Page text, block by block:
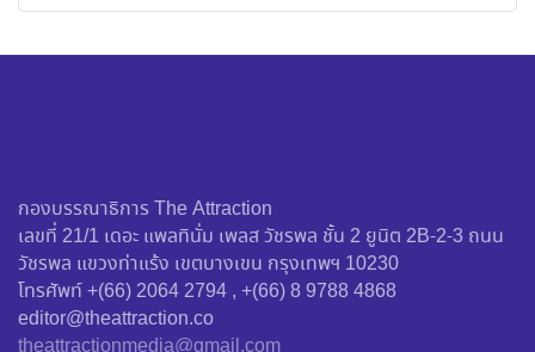
กองบรรณาธิการ The Attraction
เลขที่ 21/1 เดอะ แพลทินั่ม เพลส วัชรพล ชั้น 2 ยูนิต 2B-2-3 ถนน
วัชรพล แขวงท่าแร้ง เขตบางเขน กรุงเทพฯ 10230
โทรศัพท์ +(66) 2064 2794 , +(66) 8 9788 4868
editor@theattraction.co
theattractionmedia@gmail.com